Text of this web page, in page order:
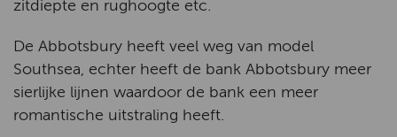
zitdiepte en rughoogte etc.
De Abbotsbury heeft veel weg van model
Southsea, echter heeft de bank Abbotsbury meer
sierlijke lijnen waardoor de bank een meer
romantische uitstraling heeft.